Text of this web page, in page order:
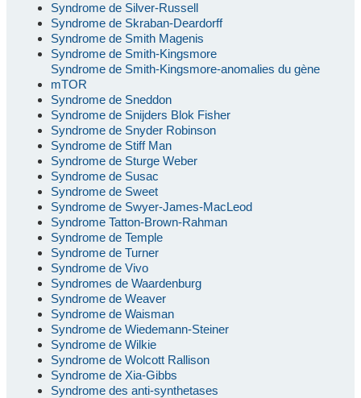
Syndrome de Silver-Russell
Syndrome de Skraban-Deardorff
Syndrome de Smith Magenis
Syndrome de Smith-Kingsmore
Syndrome de Smith-Kingsmore-anomalies du gène
mTOR
Syndrome de Sneddon
Syndrome de Snijders Blok Fisher
Syndrome de Snyder Robinson
Syndrome de Stiff Man
Syndrome de Sturge Weber
Syndrome de Susac
Syndrome de Sweet
Syndrome de Swyer-James-MacLeod
Syndrome Tatton-Brown-Rahman
Syndrome de Temple
Syndrome de Turner
Syndrome de Vivo
Syndromes de Waardenburg
Syndrome de Weaver
Syndrome de Waisman
Syndrome de Wiedemann-Steiner
Syndrome de Wilkie
Syndrome de Wolcott Rallison
Syndrome de Xia-Gibbs
Syndrome des anti-synthetases